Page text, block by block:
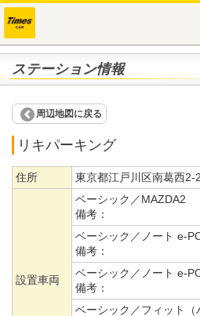
ステーション情報
周辺地図に戻る
リキパーキング
住所 東京都江戸川区南葛西2-
設置車両
ベーシック／MAZDA2
備考：
ベーシック／ノート e-
備考：
ベーシック／ノート e-
備考：
ベーシック／フィット（